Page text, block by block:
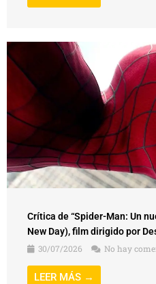
Crítica de “Spider-Man: Un
New Day), film dirigido por
30/07/2026
No hay
LEER MÁS →